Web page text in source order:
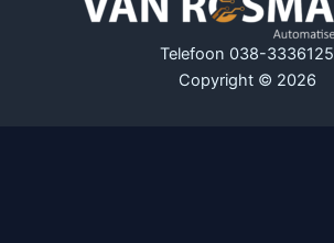
Telefoon 038-3336125
Copyright © 2026